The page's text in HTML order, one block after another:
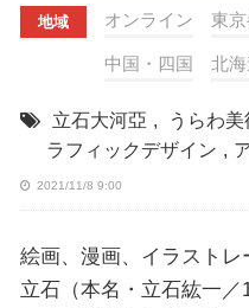
地域 オンライン 東
中国・四国 北
立石大河亞 , うらわ美
ラフィックデザイン ,
2021/11/8 9:00
絵画、漫画、イラスト
立石（本名・立石紘一